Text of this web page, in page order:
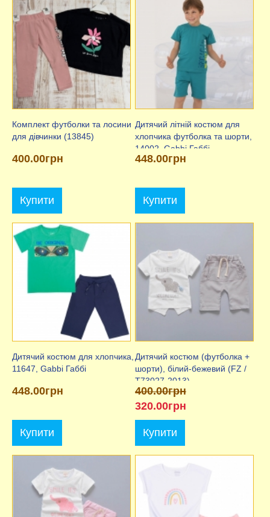
Комплект футболки та лосини
для дівчинки (13845)
400.00грн
Купити
Дитячий літній костюм для
хлопчика футболка та шорти,
14002, Gabbi Габбі
448.00грн
Купити
Дитячий костюм для хлопчика,
11647, Gabbi Габбі
448.00грн
Купити
Дитячий костюм (футболка +
шорти), білий-бежевий (FZ /
T73027-2013)
400.00грн
320.00грн
Купити